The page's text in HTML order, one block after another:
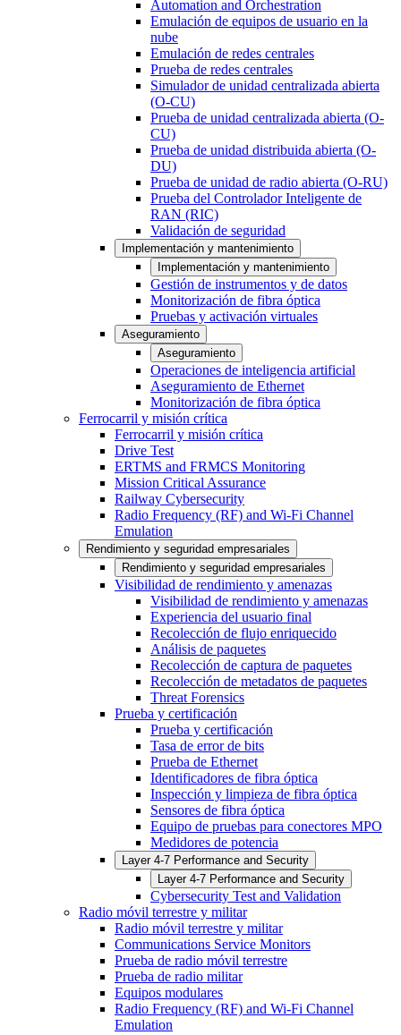
Automation and Orchestration
Emulación de equipos de usuario en la
nube
Emulación de redes centrales
Prueba de redes centrales
Simulador de unidad centralizada abierta
(O-CU)
Prueba de unidad centralizada abierta (O-
CU)
Prueba de unidad distribuida abierta (O-
DU)
Prueba de unidad de radio abierta (O-RU)
Prueba del Controlador Inteligente de
RAN (RIC)
Validación de seguridad
Implementación y mantenimiento
Implementación y mantenimiento
Gestión de instrumentos y de datos
Monitorización de fibra óptica
Pruebas y activación virtuales
Aseguramiento
Aseguramiento
Operaciones de inteligencia artificial
Aseguramiento de Ethernet
Monitorización de fibra óptica
Ferrocarril y misión crítica
Ferrocarril y misión crítica
Drive Test
ERTMS and FRMCS Monitoring
Mission Critical Assurance
Railway Cybersecurity
Radio Frequency (RF) and Wi-Fi Channel
Emulation
Rendimiento y seguridad empresariales
Rendimiento y seguridad empresariales
Visibilidad de rendimiento y amenazas
Visibilidad de rendimiento y amenazas
Experiencia del usuario final
Recolección de flujo enriquecido
Análisis de paquetes
Recolección de captura de paquetes
Recolección de metadatos de paquetes
Threat Forensics
Prueba y certificación
Prueba y certificación
Tasa de error de bits
Prueba de Ethernet
Identificadores de fibra óptica
Inspección y limpieza de fibra óptica
Sensores de fibra óptica
Equipo de pruebas para conectores MPO
Medidores de potencia
Layer 4-7 Performance and Security
Layer 4-7 Performance and Security
Cybersecurity Test and Validation
Radio móvil terrestre y militar
Radio móvil terrestre y militar
Communications Service Monitors
Prueba de radio móvil terrestre
Prueba de radio militar
Equipos modulares
Radio Frequency (RF) and Wi-Fi Channel
Emulation